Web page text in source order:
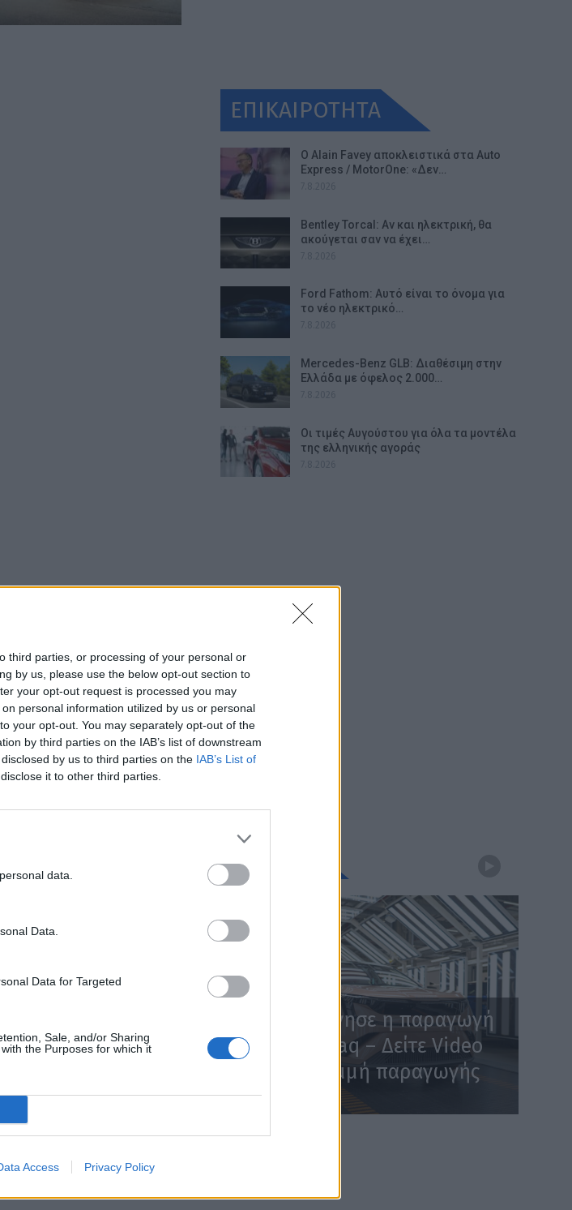
third parties, or processing of your personal or
by us, please use the below opt-out section to
your opt-out request is processed you may
personal information utilized by us or personal
your opt-out. You may separately opt-out of the
by third parties on the IAB’s list of downstream
by us to third parties on the IAB’s List of
it to other third parties.
data.
Data.
Data for Targeted
Sale, and/or Sharing
the Purposes for which it
Access Privacy Policy
ΕΠΙΚΑΙΡΟΤΗΤΑ
Ο Alain Favey αποκλειστικά στα Auto
Express / MotorOne: «Δεν…
Bentley Torcal: Αν και ηλεκτρική, θα
ακούγεται σαν να έχει…
Ford Fathom: Αυτό είναι το όνομα για
το νέο ηλεκτρικό…
Mercedes-Benz GLB: Διαθέσιμη στην
Ελλάδα με όφελος 2.000…
Οι τιμές Αυγούστου για όλα τα μοντέλα
της ελληνικής αγοράς
WEBTV
Skoda: Ξεκίνησε η παραγωγή
του νέου Peaq – Δείτε Video
από τη γραμμή παραγωγής
WEB TV